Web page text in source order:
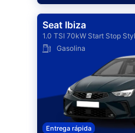
Seat Ibiza
1.0 TSI 70kW Start Stop
Gasolina
Entrega rápida